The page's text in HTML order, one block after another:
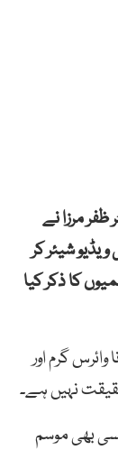
مرزا نے
شیئر کر
کا ذکر کیا
گرم اور
نہیں ہے۔
بھی موسم